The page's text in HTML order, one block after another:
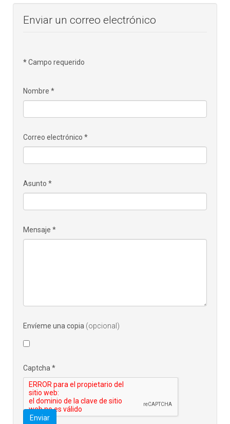
Enviar un correo electrónico
*Campo requerido
Nombre *
Correo electrónico *
Asunto *
Mensaje *
Envíeme una copia (opcional)
Captcha *
Enviar